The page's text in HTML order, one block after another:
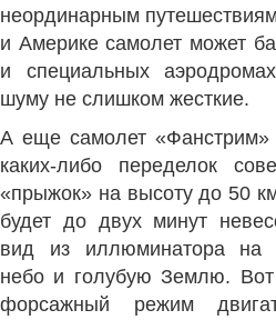
неординарным
и Америке самолет может
и специальных
шуму не слишком жесткие.
А еще самолет «Фанстрим»
каких-либо переделок
«прыжок» на высоту до 50
будет до двух минут
вид из иллюминатора на
небо и голубую Землю. Вот
форсажный режим